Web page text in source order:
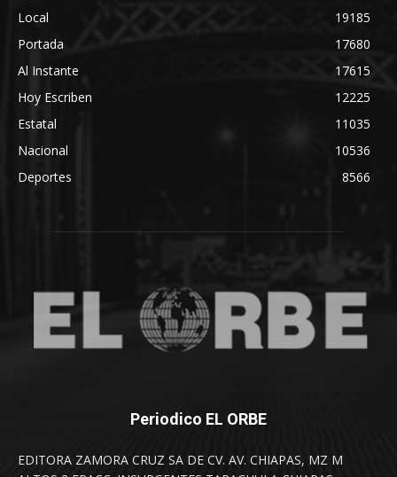
Local
19185
Portada
17680
Al Instante
17615
Hoy Escriben
12225
Estatal
11035
Nacional
10536
Deportes
8566
Periodico EL ORBE
EDITORA ZAMORA CRUZ SA DE CV. AV. CHIAPAS, MZ M